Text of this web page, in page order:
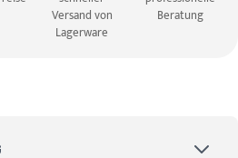
Versand von
Lagerware
Beratung